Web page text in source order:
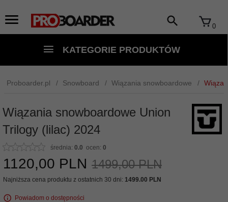
0
KATEGORIE PRODUKTÓW
Proboarder.pl Snowboard Wiązania snowboardowe
Wiązania snowboardowe Union
Trilogy (lilac) 2024
średnia: 0.0 ocen: 0
1120,00 PLN 1499,00 PLN
Najniższa cena produktu z ostatnich 30 dni: 1499.00 PLN
Powiadom o dostępności